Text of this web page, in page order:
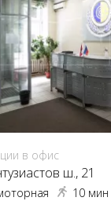
в офис
ш., 21
10 мин